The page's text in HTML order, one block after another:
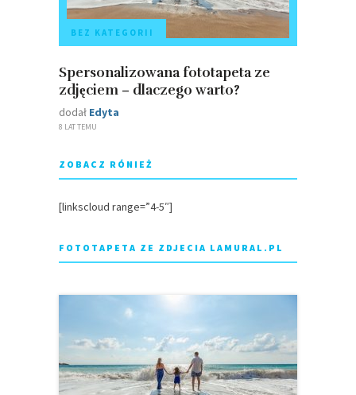
BEZ KATEGORII
Spersonalizowana fototapeta ze
zdjęciem – dlaczego warto?
dodał Edyta
8 LAT TEMU
ZOBACZ RÓNIEŻ
[linkscloud range=”4-5″]
FOTOTAPETA ZE ZDJECIA LAMURAL.PL